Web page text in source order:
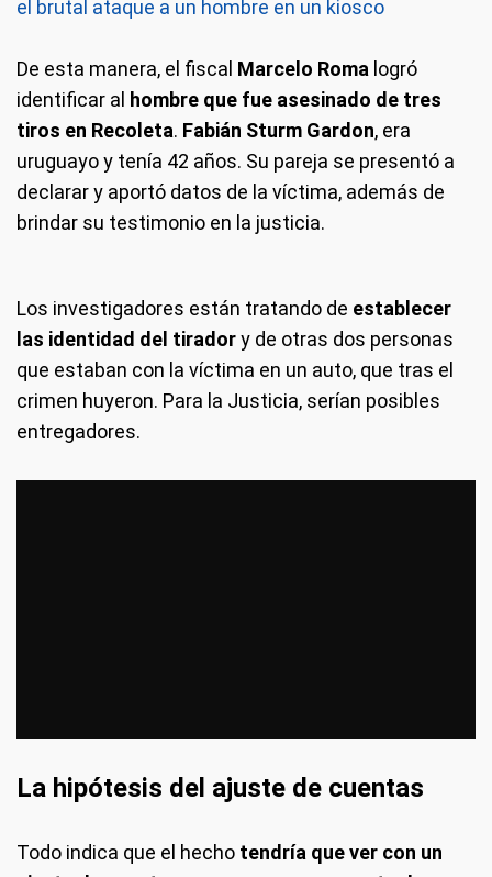
el brutal ataque a un hombre en un kiosco
De esta manera, el fiscal Marcelo Roma logró
identificar al hombre que fue asesinado de tres
tiros en Recoleta. Fabián Sturm Gardon, era
uruguayo y tenía 42 años. Su pareja se presentó a
declarar y aportó datos de la víctima, además de
brindar su testimonio en la justicia.
Los investigadores están tratando de establecer
las identidad del tiradory de otras dos personas
que estaban con la víctima en un auto, que tras el
crimen huyeron. Para la Justicia, serían posibles
entregadores.
La hipótesis del ajuste de cuentas
Todo indica que el hecho tendría que ver con un